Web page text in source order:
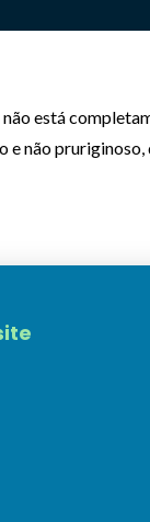
está
não